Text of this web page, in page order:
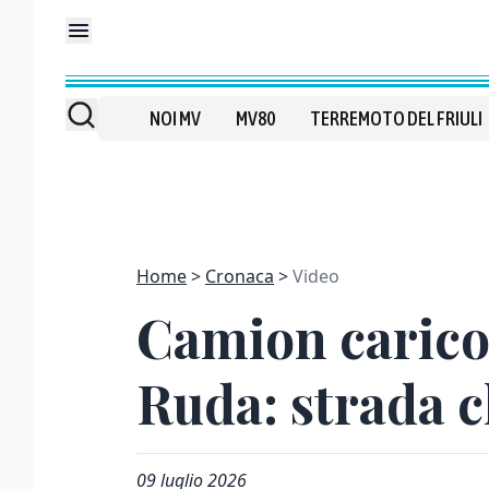
NOI MV MV80 TERREMOTO DEL FRIULI
Home Cronaca Video
Camion
Ruda: strada
09 luglio 2026